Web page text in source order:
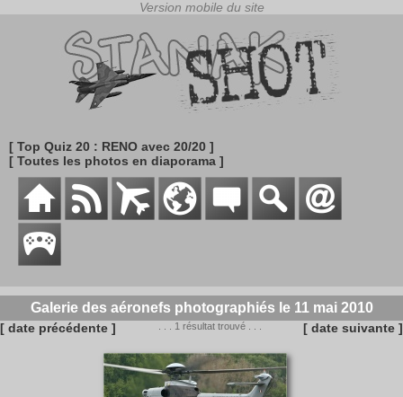
[ Top Quiz 20 : RENO avec 20/20 ]
[ Toutes les photos en diaporama ]
Galerie des aéronefs photographiés le 11 mai 2010
[ date précédente ] . . . 1 résultat trouvé . . . [ date suivante ]